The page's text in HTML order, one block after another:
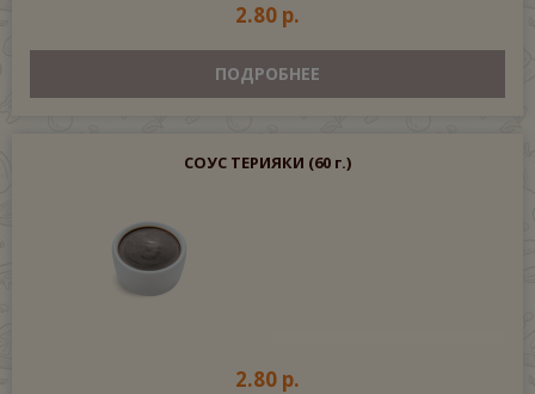
2.80 р.
ПОДРОБНЕЕ
СОУС ТЕРИЯКИ (60 г.)
2.80 р.